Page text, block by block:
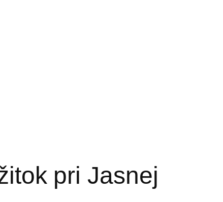
pri Jasnej